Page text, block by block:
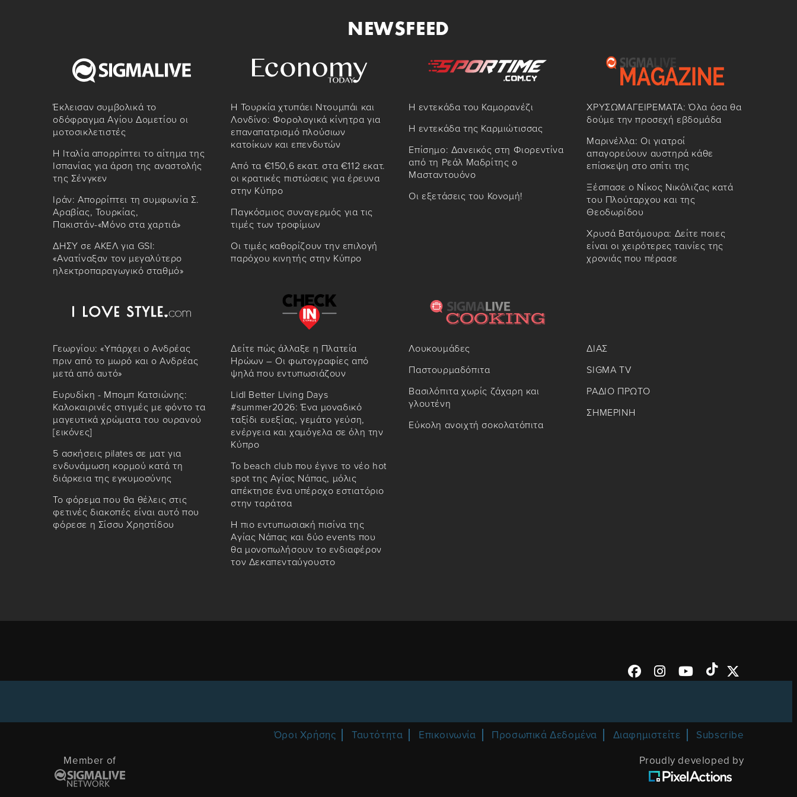
NEWSFEED
Έκλεισαν συμβολικά το
οδόφραγμα Αγίου Δομετίου οι
μοτοσικλετιστές
Η Ιταλία απορρίπτει το αίτημα της
Ισπανίας για άρση της αναστολής
της Σένγκεν
Ιράν: Απορρίπτει τη συμφωνία Σ.
Αραβίας, Τουρκίας,
Πακιστάν-«Μόνο στα χαρτιά»
ΔΗΣΥ σε ΑΚΕΛ για GSI:
«Ανατίναξαν τον μεγαλύτερο
ηλεκτροπαραγωγικό σταθμό»
Η Τουρκία χτυπάει Ντουμπάι και
Λονδίνο: Φορολογικά κίνητρα για
επαναπατρισμό πλούσιων
κατοίκων και επενδυτών
Από τα €150,6 εκατ. στα €112 εκατ.
οι κρατικές πιστώσεις για έρευνα
στην Κύπρο
Παγκόσμιος συναγερμός για τις
τιμές των τροφίμων
Οι τιμές καθορίζουν την επιλογή
παρόχου κινητής στην Κύπρο
Η εντεκάδα του Καμορανέζι
Η εντεκάδα της Καρμιώτισσας
Επίσημο: Δανεικός στη Φιορεντίνα
από τη Ρεάλ Μαδρίτης ο
Μασταντουόνο
Οι εξετάσεις του Κονομή!
ΧΡΥΣΩΜΑΓΕΙΡΕΜΑΤΑ: Όλα όσα θα
δούμε την προσεχή εβδομάδα
Μαρινέλλα: Οι γιατροί
απαγορεύουν αυστηρά κάθε
επίσκεψη στο σπίτι της
Ξέσπασε ο Νίκος Νικόλιζας κατά
του Πλούταρχου και της
Θεοδωρίδου
Χρυσά Βατόμουρα: Δείτε ποιες
είναι οι χειρότερες ταινίες της
χρονιάς που πέρασε
Γεωργίου: «Υπάρχει ο Ανδρέας
πριν από το μωρό και ο Ανδρέας
μετά από αυτό»
Ευρυδίκη - Μπομπ Κατσιώνης:
Καλοκαιρινές στιγμές με φόντο τα
μαγευτικά χρώματα του ουρανού
[εικόνες]
5 ασκήσεις pilates σε ματ για
ενδυνάμωση κορμού κατά τη
διάρκεια της εγκυμοσύνης
Το φόρεμα που θα θέλεις στις
φετινές διακοπές είναι αυτό που
φόρεσε η Σίσσυ Χρηστίδου
Δείτε πώς άλλαξε η Πλατεία
Ηρώων – Οι φωτογραφίες από
ψηλά που εντυπωσιάζουν
Lidl Better Living Days
#summer2026: Ένα μοναδικό
ταξίδι ευεξίας, γεμάτο γεύση,
ενέργεια και χαμόγελα σε όλη την
Κύπρο
Το beach club που έγινε το νέο hot
spot της Αγίας Νάπας, μόλις
απέκτησε ένα υπέροχο εστιατόριο
στην ταράτσα
Η πιο εντυπωσιακή πισίνα της
Αγίας Νάπας και δύο events που
θα μονοπωλήσουν το ενδιαφέρον
τον Δεκαπενταύγουστο
Λουκουμάδες
Παστουρμαδόπιτα
Βασιλόπιτα χωρίς ζάχαρη και
γλουτένη
Εύκολη ανοιχτή σοκολατόπιτα
ΔΙΑΣ
SIGMA TV
ΡΑΔΙΟ ΠΡΩΤΟ
ΣΗΜΕΡΙΝΗ
Όροι Χρήσης Ταυτότητα Επικοινωνία Προσωπικά Δεδομένα Διαφημιστείτε Subscribe
Member of Proudly developed by